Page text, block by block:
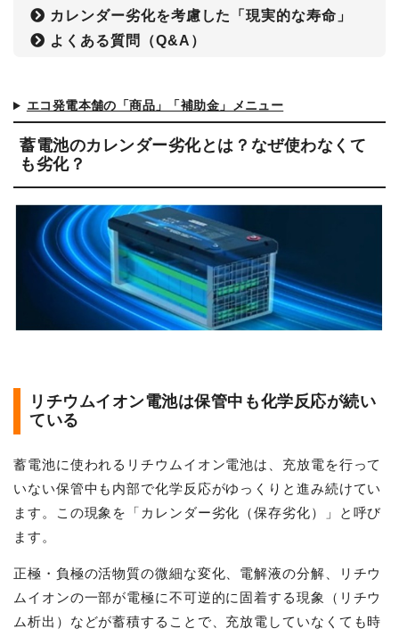
カレンダー劣化を考慮した「現実的な寿命」
よくある質問（Q&A）
エコ発電本舗の「商品」「補助金」メニュー
蓄電池のカレンダー劣化とは？なぜ使わなくて
も劣化？
リチウムイオン電池は保管中も化学反応が続い
ている
蓄電池に使われるリチウムイオン電池は、充放電を行って
いない保管中も内部で化学反応がゆっくりと進み続けてい
ます。この現象を「カレンダー劣化（保存劣化）」と呼び
ます。
正極・負極の活物質の微細な変化、電解液の分解、リチウ
ムイオンの一部が電極に不可逆的に固着する現象（リチウ
ム析出）などが蓄積することで、充放電していなくても時